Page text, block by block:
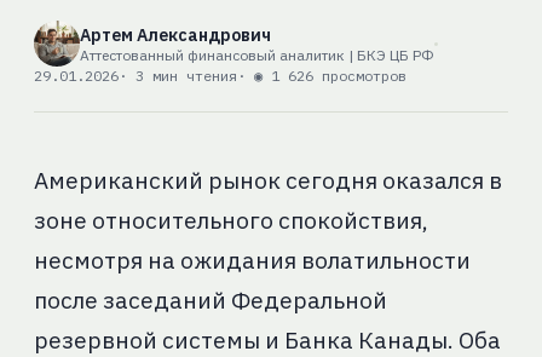
Артем Александрович
Аттестованный финансовый аналитик | БКЭ ЦБ РФ
29.01.2026· 3 мин чтения · ◉ 1 626 просмотров
Американский рынок сегодня оказался в
зоне относительного спокойствия,
несмотря на ожидания волатильности
после заседаний Федеральной
резервной системы и Банка Канады. Оба